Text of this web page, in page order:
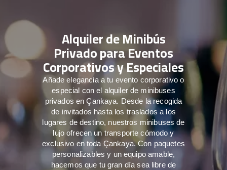
Alquiler de Minibús
Privado para Eventos
Corporativos y Especiales
Añade elegancia a tu evento corporativo o
especial con el alquiler de minibuses
privados en Çankaya. Desde la recogida
de invitados hasta los traslados a los
lugares de destino, nuestros minibuses de
lujo ofrecen un transporte cómodo y
exclusivo en toda Çankaya. Con paquetes
personalizables y un equipo amable,
hacemos que tu gran día sea libre de